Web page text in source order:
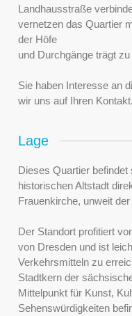
Landhausstraße
vernetzen das Quartier
der Höfe
und Durchgänge trägt
Sie haben Interesse an
wir uns auf Ihren Kontakt.
Lage
Dieses Quartier
historischen Altstadt
Frauenkirche, unweit der
Der Standort profitiert
von Dresden und ist
Verkehrsmitteln zu
Stadtkern der
Mittelpunkt für Kunst,
Sehenswürdigkeiten